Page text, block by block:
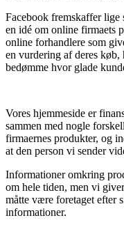
Facebook fremskaffer
en idé om online firmaets
online forhandlere som
en vurdering af deres
bedømme hvor glade
Vores hjemmeside er
sammen med nogle
firmaernes produkter, og
at den person vi sender
Informationer omkring
om hele tiden, men vi
måtte være foretaget efter
informationer.